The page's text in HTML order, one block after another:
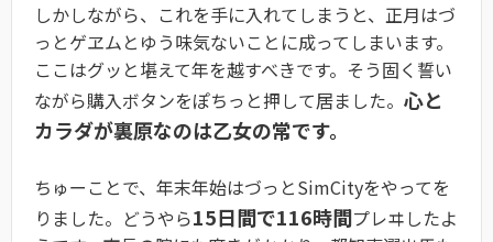
しかしながら、これを手に入れてしまうと、正月はづ
っとゲヱムとゆう味気ないことに成ってしまいます。
ここはグッと堪えて年を越すべきです。そう固く誓い
ながら購入ボタンをぽちっと押して居ました。 心と
カラダが裏原なのは乙女の常です。
ちゅーことで、年末年始はづっとSimCityをやってを
りました。どうやら15日間で116時間プレヰしたよ